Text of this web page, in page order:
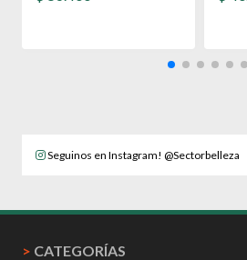
Seguinos en Instagram! @Sectorbelleza
> CATEGORÍAS